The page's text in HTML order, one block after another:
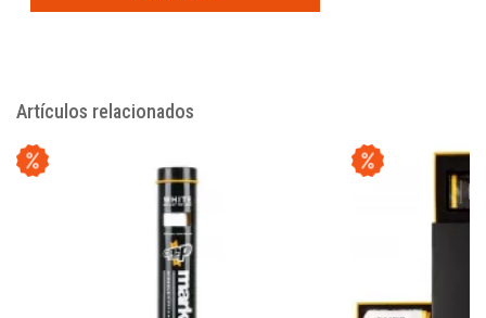
Artículos relacionados